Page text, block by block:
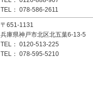
TEL： 078-586-2611
〒651-1131
兵庫県神戸市北区北五葉6-13-5
TEL： 0120-513-225
TEL： 078-595-5210